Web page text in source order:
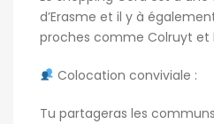
d’Erasme et il y à
proches comme Colruyt et
Colocation conviviale :
Tu partageras les